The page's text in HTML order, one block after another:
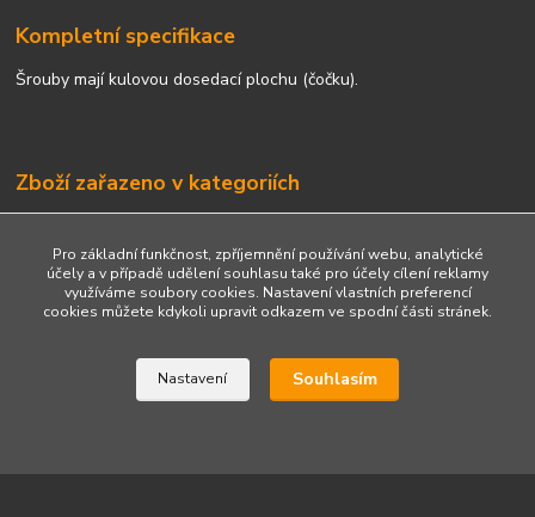
Kompletní specifikace
Šrouby mají kulovou dosedací plochu (čočku).
Zboží zařazeno v kategoriích
Dlouhé šrouby
Kulová dosedací plocha
Pro základní funkčnost, zpříjemnění používání webu, analytické
účely a v případě udělení souhlasu také pro účely cílení reklamy
využíváme soubory cookies. Nastavení vlastních preferencí
cookies můžete kdykoli upravit odkazem ve spodní části stránek.
Nastavení Souhlasím